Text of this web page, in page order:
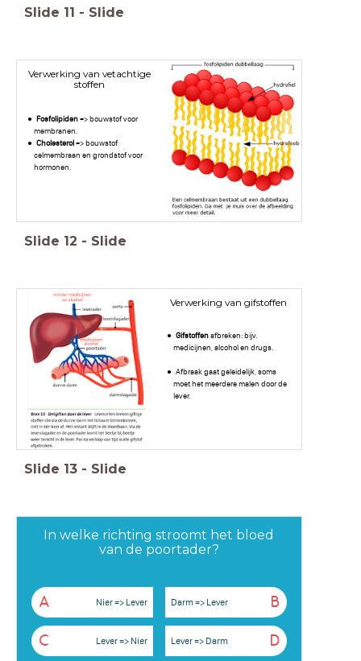
Slide 11 - Slide
Verwerking van vetachtige
stoffen
Fosfolipiden=> bouwstof voor
membranen.
Cholesterol => bouwstof
celmembraan en grondstof voor
hormonen.
Slide 12 - Slide
Verwerking van gifstoffen
Gifstoffenafbreken: bijv.
medicijnen, alcohol en drugs.
Afbraak gaat geleidelijk, soms
moet het meerdere malen door de
lever.
Slide 13 - Slide
In welke richting stroomt het bloed
van de poortader?
A Nier => Lever B
Darm => Lever
C Lever => Nier D
Lever => Darm